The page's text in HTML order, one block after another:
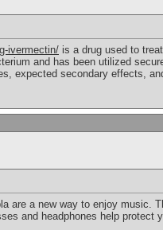
ivermectin/ is a drug used to
and has been utilized
expected secondary effects,
are a new way to enjoy music.
and headphones help